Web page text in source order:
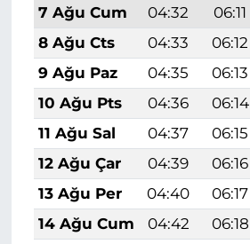
7 Ağu Cum
04:32 06:11
8 Ağu Cts
04:33 06:12
9 Ağu Paz
04:35 06:13
10 Ağu Pts
04:36 06:14
11 Ağu Sal
04:37 06:15
12 Ağu Çar
04:39 06:16
13 Ağu Per
04:40 06:17
14 Ağu Cum
04:42 06:18